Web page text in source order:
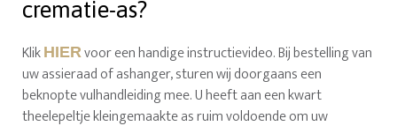
crematie-as?
Klik HIERvoor een handige instructievideo. Bij bestelling van
uw assieraad of ashanger, sturen wij doorgaans een
beknopte vulhandleiding mee. U heeft aan een kwart
theelepeltje kleingemaakte as ruim voldoende om uw